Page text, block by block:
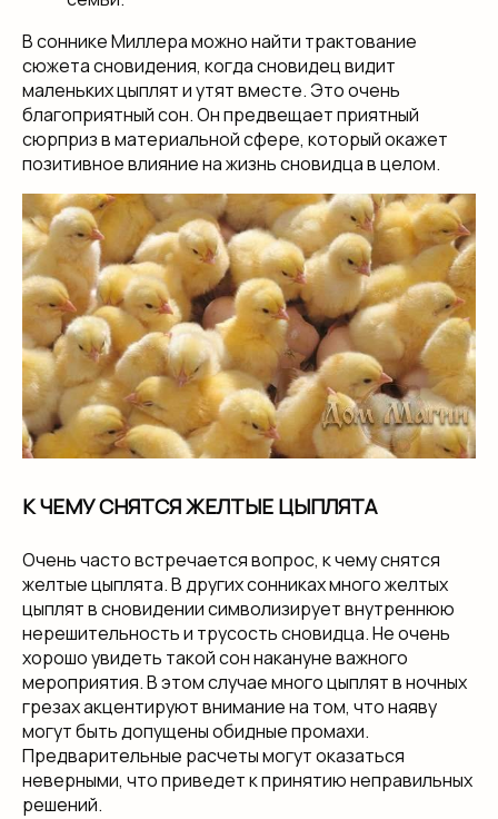
В соннике Миллера можно найти трактование
сюжета сновидения, когда сновидец видит
маленьких цыплят и утят вместе. Это очень
благоприятный сон. Он предвещает приятный
сюрприз в материальной сфере, который окажет
позитивное влияние на жизнь сновидца в целом.
К ЧЕМУ СНЯТСЯ ЖЕЛТЫЕ ЦЫПЛЯТА
Очень часто встречается вопрос, к чему снятся
желтые цыплята. В других сонниках много желтых
цыплят в сновидении символизирует внутреннюю
нерешительность и трусость сновидца. Не очень
хорошо увидеть такой сон накануне важного
мероприятия. В этом случае много цыплят в ночных
грезах акцентируют внимание на том, что наяву
могут быть допущены обидные промахи.
Предварительные расчеты могут оказаться
неверными, что приведет к принятию неправильных
решений.